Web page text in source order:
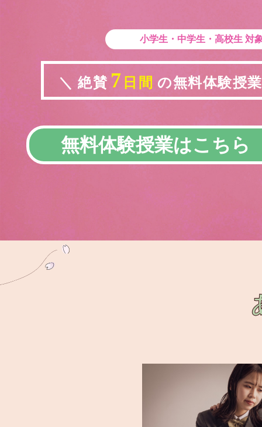
小学生・中学生・高校生 対
＼ 絶賛 7 日間 の無料体験授
無料体験授業はこちら